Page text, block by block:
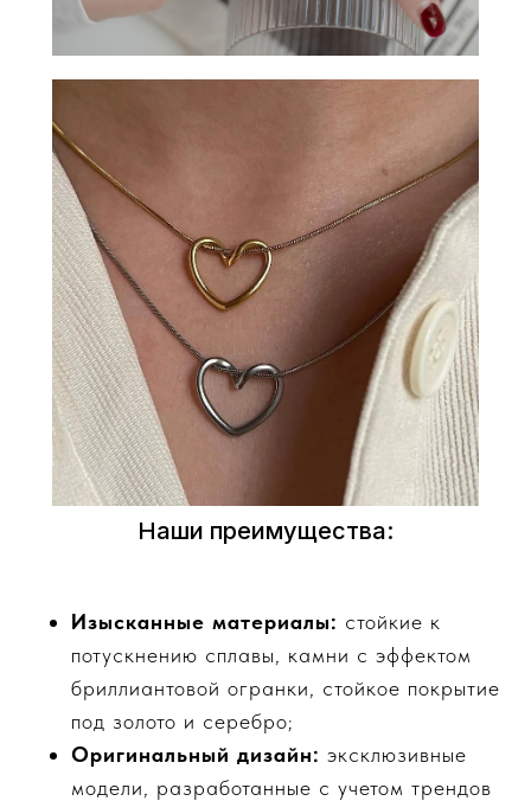
Наши преимущества:
Изысканные материалы: стойкие к
потускнению сплавы, камни с эффектом
бриллиантовой огранки, стойкое покрытие
под золото и серебро;
Оригинальный дизайн: эксклюзивные
модели, разработанные с учетом трендов